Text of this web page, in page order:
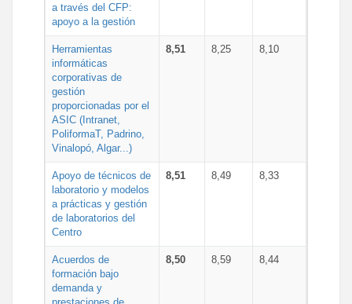
a través del CFP:
apoyo a la gestión
Herramientas
informáticas
corporativas de
gestión
proporcionadas por el
ASIC (Intranet,
PoliformaT, Padrino,
Vinalopó, Algar...)
8,51 8,25 8,10
Apoyo de técnicos de
laboratorio y modelos
a prácticas y gestión
de laboratorios del
Centro
8,51 8,49 8,33
Acuerdos de
formación bajo
demanda y
prestaciones de
8,50 8,59 8,44